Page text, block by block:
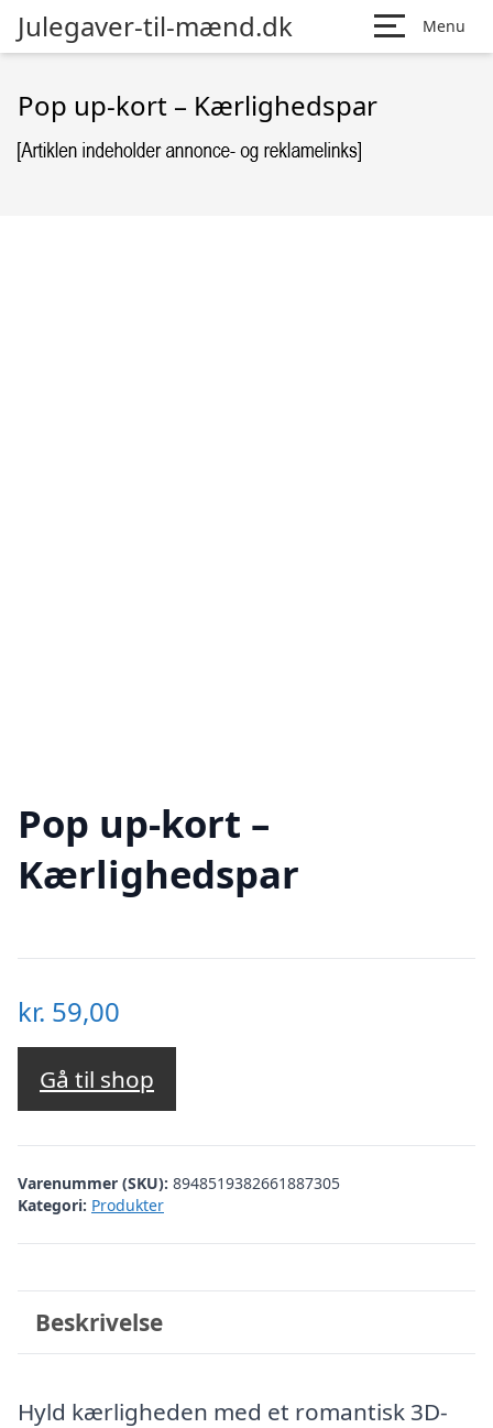
Julegaver-til-mænd.dk Menu
Pop up-kort – Kærlighedspar
Pop up-kort –
Kærlighedspar
kr. 59,00
Gå til shop
Varenummer (SKU): 8948519382661887305
Kategori: Produkter
Beskrivelse
Hyld kærligheden med et romantisk 3D-